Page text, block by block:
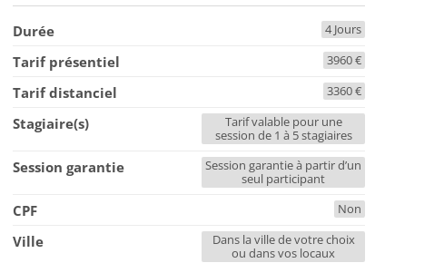
Durée 4 Jours
Tarif présentiel 3960 €
Tarif distanciel 3360 €
Stagiaire(s)
Tarif valable pour une
session de 1 à 5 stagiaires
Session garantie
Session garantie à partir d’un
seul participant
CPF Non
Ville
Dans la ville de votre choix
ou dans vos locaux